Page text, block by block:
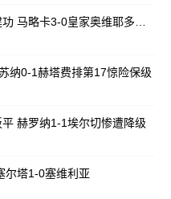
纳0-1赫塔费排第17惊险保级
赫罗纳1-1埃尔切惨遭降级
尔塔1-0塞维利亚